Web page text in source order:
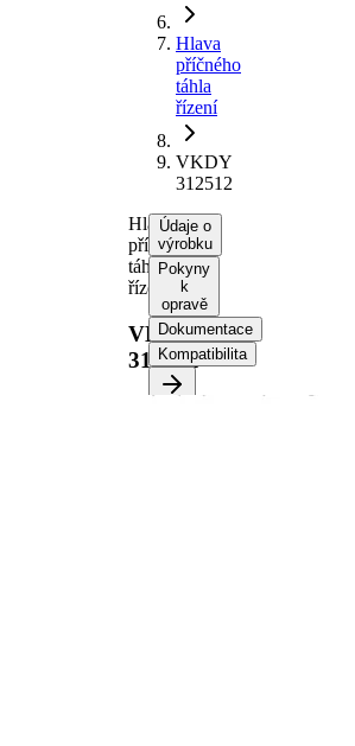
Hlava
příčného
táhla
řízení
VKDY
312512
Hlava
příčného
táhla
řízení
VKDY
312512
Údaje o
výrobku
Pokyny
k
opravě
Dokumentace
Kompatibilita